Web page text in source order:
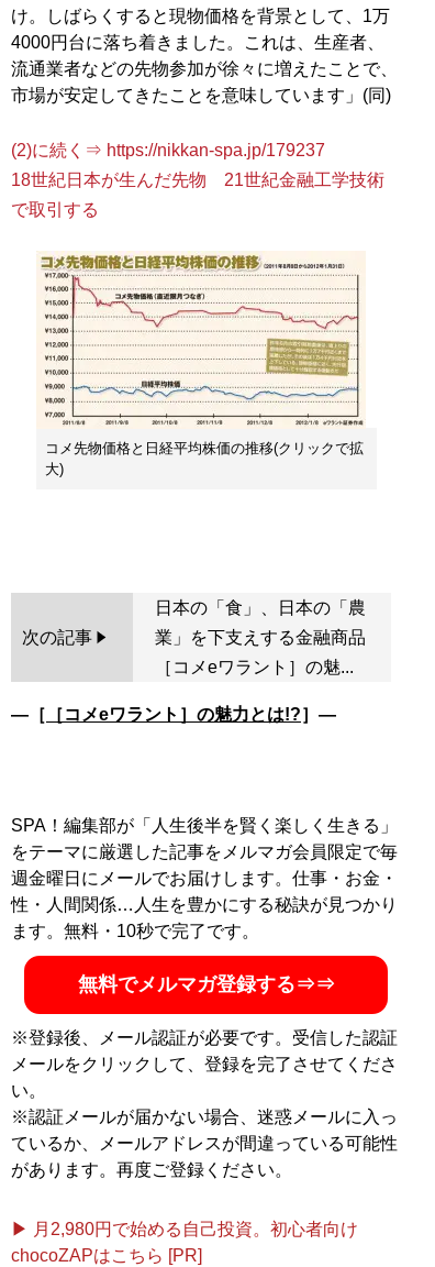
け。しばらくすると現物価格を背景として、1万
4000円台に落ち着きました。これは、生産者、
流通業者などの先物参加が徐々に増えたことで、
市場が安定してきたことを意味しています」(同)
(2)に続く⇒ https://nikkan-spa.jp/179237
18世紀日本が生んだ先物 21世紀金融工学技術
で取引する
コメ先物価格と日経平均株価の推移(クリックで拡
大)
次の記事
日本の「食」、日本の「農
業」を下支えする金融商品
［コメeワラント］の魅...
―［ ［コメeワラント］の魅力とは!?］―
SPA！編集部が「人生後半を賢く楽しく生きる」
をテーマに厳選した記事をメルマガ会員限定で毎
週金曜日にメールでお届けします。仕事・お金・
性・人間関係…人生を豊かにする秘訣が見つかり
ます。無料・10秒で完了です。
無料でメルマガ登録する⇒⇒
※登録後、メール認証が必要です。受信した認証
メールをクリックして、登録を完了させてくださ
い。
※認証メールが届かない場合、迷惑メールに入っ
ているか、メールアドレスが間違っている可能性
があります。再度ご登録ください。
▶ 月2,980円で始める自己投資。初心者向け
chocoZAPはこちら [PR]